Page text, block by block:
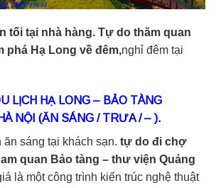
tối tại nhà hàng. Tự do thăm quan
phá Hạ Long về đêm,nghỉ đêm tại
LỊCH HẠ LONG – BẢO TÀNG
NỘI (ĂN SÁNG / TRƯA / – ).
ăn sáng tại khách sạn. tự do đi chợ
quan Bảo tàng – thư viện Quảng
là một công trình kiến trúc nghệ thuật